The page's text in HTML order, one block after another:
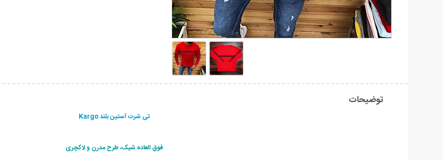
توضیحات
تی شرت آستین بلند Kargo
فوق العاده شیک، طرح مدرن و لاکچری